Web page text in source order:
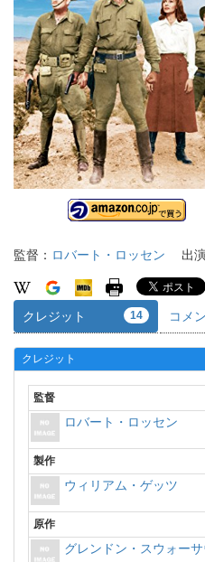
監督： ロバート・ロッセン 出
クレジット 14 コメ
クレジット
監督
ロバート・ロッセン
製作
ウィリアム・ゲッツ
原作
グレンドン・スウォーサ